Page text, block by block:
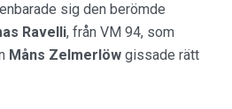
sig den berömde
Ravelli, från VM 94, som
Måns Zelmerlöw gissade rätt